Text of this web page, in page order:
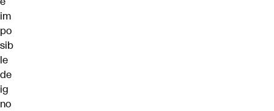
im
po
sib
le
de
ig
no